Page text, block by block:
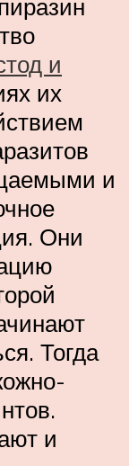
и
их
и
Они
Тогда
и